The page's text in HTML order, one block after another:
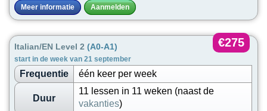
Meer informatie Aanmelden
Italian/EN Level 2 (A0-A1)
start in de week van 21 september
€275
Frequentie één keer per week
Duur
11 lessen in 11 weken (naast de
vakanties)